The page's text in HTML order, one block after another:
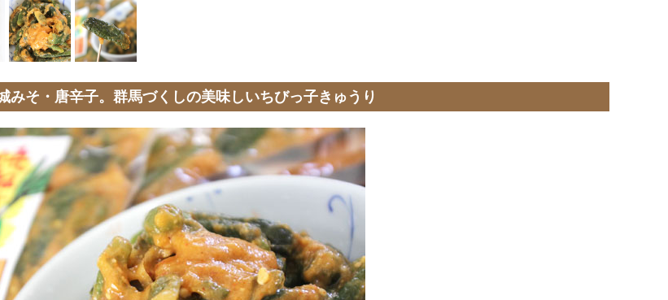
みそ・唐辛子。群馬づくしの美味しいちびっ子きゅうり